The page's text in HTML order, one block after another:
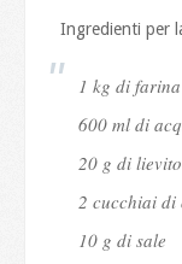
Ingredienti per
1 kg di
600 ml di
20 g di
2 cucchiai
10 g di sale